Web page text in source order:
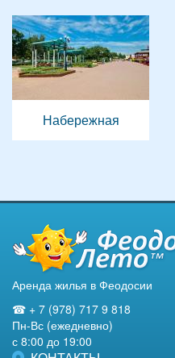
Набережная
Аренда жилья в Феодосии
☎ + 7 (978) 717 9 818
Пн-Вс (ежедневно)
с 8:00 до 19:00